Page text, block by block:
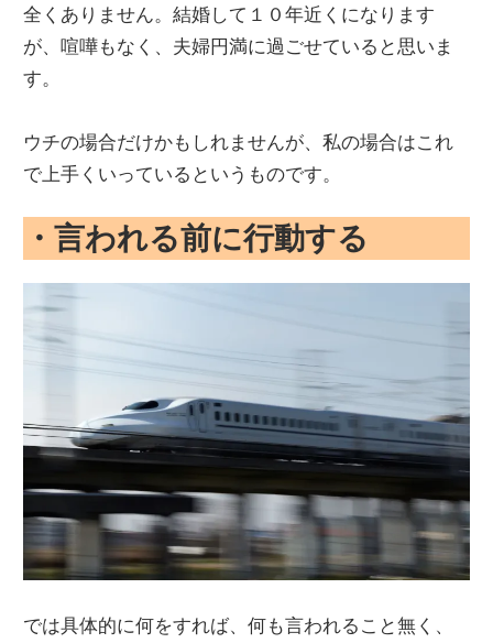
全くありません。結婚して１０年近くになります
が、喧嘩もなく、夫婦円満に過ごせていると思いま
す。
ウチの場合だけかもしれませんが、私の場合はこれ
で上手くいっているというものです。
・言われる前に行動する
では具体的に何をすれば、何も言われること無く、